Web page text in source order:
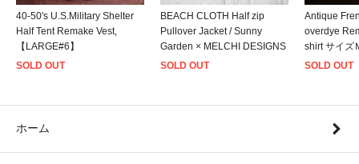
40-50's U.S.Military Shelter
Half Tent Remake Vest,
【LARGE#6】
SOLD OUT
BEACH CLOTH Half zip
Pullover Jacket / Sunny
Garden × MELCHI DESIGNS
SOLD OUT
Antique
overdye
shirt サイ
SOLD OUT
ホーム